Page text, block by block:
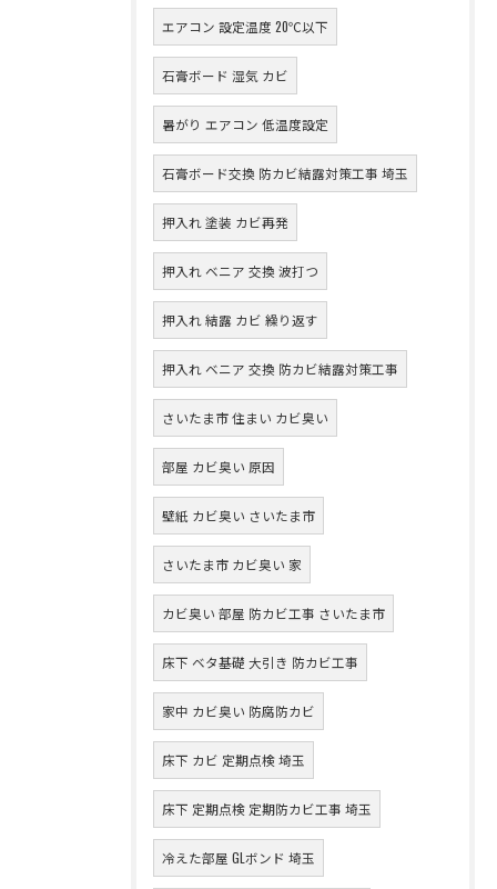
エアコン 設定温度 20℃以下
石膏ボード 湿気 カビ
暑がり エアコン 低温度設定
石膏ボード交換 防カビ結露対策工事 埼玉
押入れ 塗装 カビ再発
押入れ ベニア 交換 波打つ
押入れ 結露 カビ 繰り返す
押入れ ベニア 交換 防カビ結露対策工事
さいたま市 住まい カビ臭い
部屋 カビ臭い 原因
壁紙 カビ臭い さいたま市
さいたま市 カビ臭い 家
カビ臭い 部屋 防カビ工事 さいたま市
床下 ベタ基礎 大引き 防カビ工事
家中 カビ臭い 防腐防カビ
床下 カビ 定期点検 埼玉
床下 定期点検 定期防カビ工事 埼玉
冷えた部屋 GLボンド 埼玉